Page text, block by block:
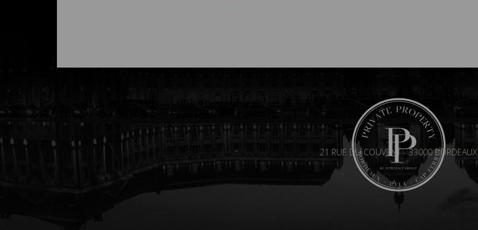
21 RUE DU COUVENT - 33000 BORDEAUX